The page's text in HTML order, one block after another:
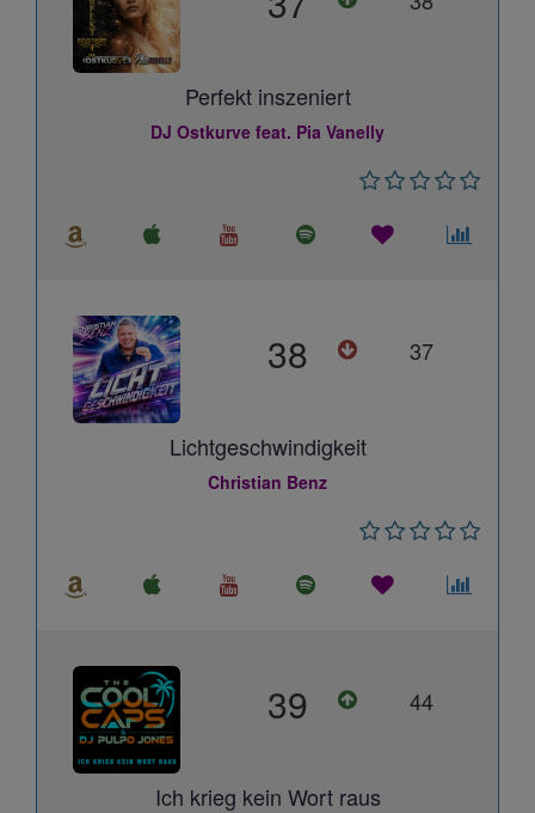
Perfekt inszeniert
DJ Ostkurve feat. Pia Vanelly
38 37
Lichtgeschwindigkeit
Christian Benz
39 44
Ich krieg kein Wort raus